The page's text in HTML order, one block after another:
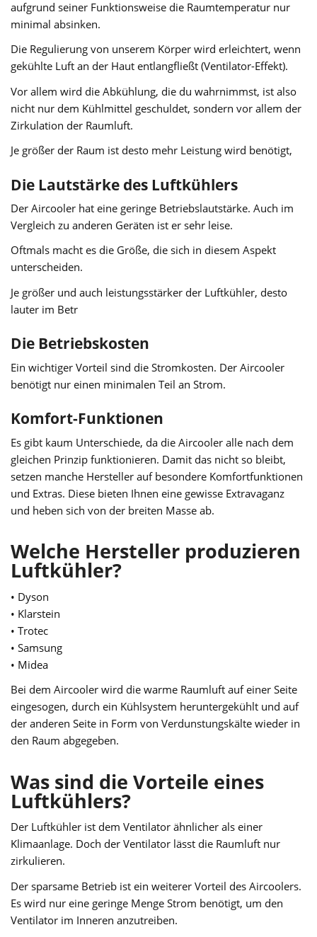
aufgrund seiner Funktionsweise die Raumtemperatur nur
minimal absinken.
Die Regulierung von unserem Körper wird erleichtert, wenn
gekühlte Luft an der Haut entlangfließt (Ventilator-Effekt).
Vor allem wird die Abkühlung, die du wahrnimmst, ist also
nicht nur dem Kühlmittel geschuldet, sondern vor allem der
Zirkulation der Raumluft.
Je größer der Raum ist desto mehr Leistung wird benötigt,
Die Lautstärke des Luftkühlers
Der Aircooler hat eine geringe Betriebslautstärke. Auch im
Vergleich zu anderen Geräten ist er sehr leise.
Oftmals macht es die Größe, die sich in diesem Aspekt
unterscheiden.
Je größer und auch leistungsstärker der Luftkühler, desto
lauter im Betr
Die Betriebskosten
Ein wichtiger Vorteil sind die Stromkosten. Der Aircooler
benötigt nur einen minimalen Teil an Strom.
Komfort-Funktionen
Es gibt kaum Unterschiede, da die Aircooler alle nach dem
gleichen Prinzip funktionieren. Damit das nicht so bleibt,
setzen manche Hersteller auf besondere Komfortfunktionen
und Extras. Diese bieten Ihnen eine gewisse Extravaganz
und heben sich von der breiten Masse ab.
Welche Hersteller produzieren
Luftkühler?
• Dyson
• Klarstein
• Trotec
• Samsung
• Midea
Bei dem Aircooler wird die warme Raumluft auf einer Seite
eingesogen, durch ein Kühlsystem heruntergekühlt und auf
der anderen Seite in Form von Verdunstungskälte wieder in
den Raum abgegeben.
Was sind die Vorteile eines
Luftkühlers?
Der Luftkühler ist dem Ventilator ähnlicher als einer
Klimaanlage. Doch der Ventilator lässt die Raumluft nur
zirkulieren.
Der sparsame Betrieb ist ein weiterer Vorteil des Aircoolers.
Es wird nur eine geringe Menge Strom benötigt, um den
Ventilator im Inneren anzutreiben.